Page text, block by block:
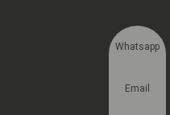
Whatsapp
Email